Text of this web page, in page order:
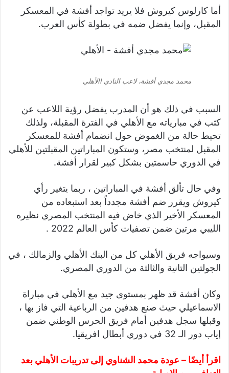
أما كارلوس كيروش فلا يريد تواجد أفشة في المعسكر
المقبل، وإنما يفضل ضمه في بطولة كأس العرب.
محمد مجدي أفشة، لاعب النادي االأهلي
السبب في ذلك هو أن المدرب يفضل رؤية اللاعب عن
كثب في مبارياته مع الأهلي في الفترة المقبلة، ولذلك
تحيط حالة من الغموض حول انضمام أفشة للمعسكر
المقبل لمنتخب مصر، وستكون المباراتين المقبلتين للأهلي
في الدوري حاسمتين بشكل كبير لقرار أفشة.
وفي حال تألق أفشة في المباراتين ، ربما يتغير رأي
كيروش ويقرر ضم أفشة مجدداً بعد استبعاده من
المعسكر الأخير الذي خاض فيه المنتخب المصري نظيره
الليبي مرتين ضمن تصفيات كأس العالم 2022 .
وسيواجه فريق الأهلي كل من البنك الأهلي والزمالك ، في
الجولتين التانية والثالثة من الدوري المصري.
وكان أفشة قد ظهر بمستوى جيد مع الأهلي في مباراة
الاسماعيلي حيث صنع هدفين من الرباعية التي فاز بها ،
وقبلها سجل هدفين أمام فريق الحرس الوطني ضمن
إياب دور الـ 32 في دوري أبطال افريقيا.
اقرأ أيضًا – عودة محمد الشناوي إلى تدريبات الأهلي بعد